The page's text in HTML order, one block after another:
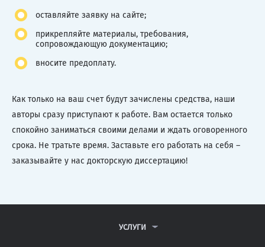
оставляйте заявку на сайте;
прикрепляйте материалы, требования,
сопровождающую документацию;
вносите предоплату.
Как только на ваш счет будут зачислены средства, наши
авторы сразу приступают к работе. Вам остается только
спокойно заниматься своими делами и ждать оговоренного
срока. Не тратьте время. Заставьте его работать на себя –
заказывайте у нас докторскую диссертацию!
УСЛУГИ